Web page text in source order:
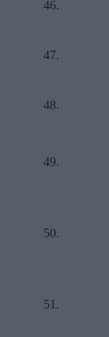
46.
47.
48.
49.
50.
51.